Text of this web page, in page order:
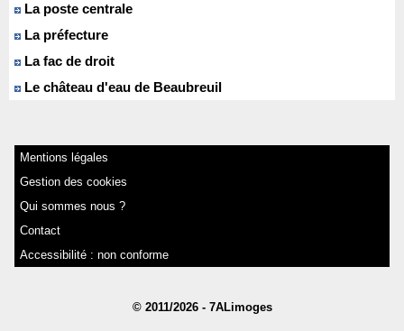
La poste centrale
La préfecture
La fac de droit
Le château d'eau de Beaubreuil
Mentions légales
Gestion des cookies
Qui sommes nous ?
Contact
Accessibilité : non conforme
© 2011/2026 - 7ALimoges